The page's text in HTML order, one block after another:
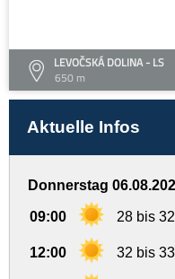
LEVOČSKÁ DOLINA - LS
650 m
Aktuelle Infos
Donnerstag
09:00 28 bis
12:00 32 bis